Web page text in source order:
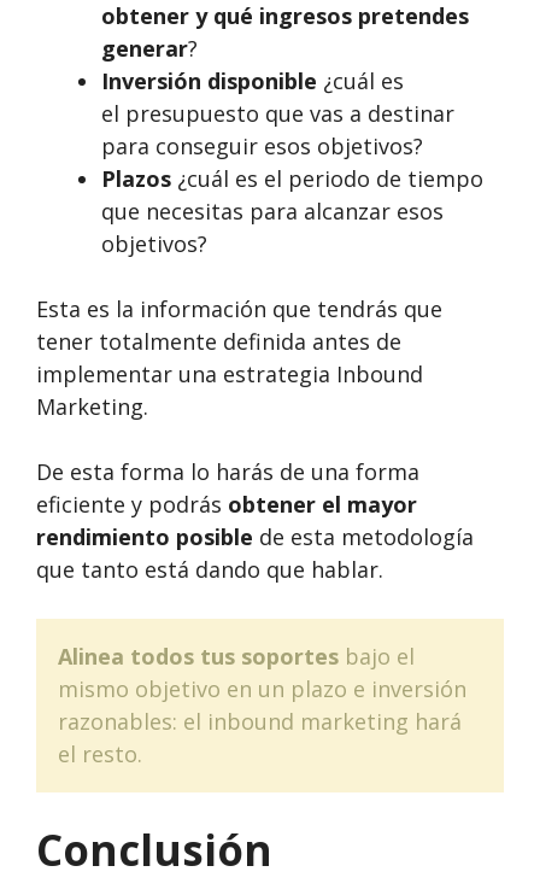
obtener y qué ingresos pretendes
generar?
Inversión disponible ¿cuál es
el presupuesto que vas a destinar
para conseguir esos objetivos?
Plazos ¿cuál es el periodo de tiempo
que necesitas para alcanzar esos
objetivos?
Esta es la información que tendrás que
tener totalmente definida antes de
implementar una estrategia Inbound
Marketing.
De esta forma lo harás de una forma
eficiente y podrás obtener el mayor
rendimiento posible de esta metodología
que tanto está dando que hablar.
Alinea todos tus soportes bajo el
mismo objetivo en un plazo e inversión
razonables: el inbound marketing hará
el resto.
Conclusión